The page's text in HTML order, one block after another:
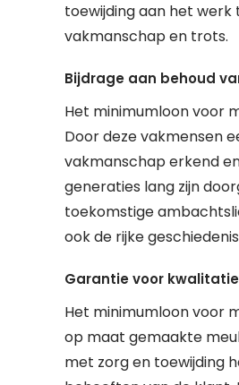
toewijding aan het werk
vakmanschap en trots.
Bijdrage aan behoud
Het minimumloon voor
Door deze vakmensen
vakmanschap erkend
generaties lang zijn
toekomstige
ook de rijke
Garantie voor
Het minimumloon voor
op maat gemaakte
met zorg en toewijding